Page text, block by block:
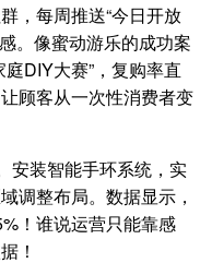
，每周推送“今日开放
。像蜜动游乐的成功案
DIY大赛”，复购率直
顾客从一次性消费者变
安装智能手环系统，实
调整布局。数据显示，
！谁说运营只能靠感
！